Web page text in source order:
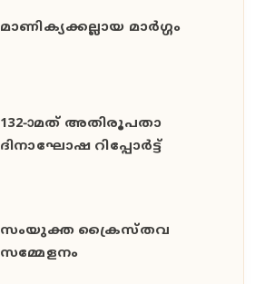
മാണിക്യക്കല്ലായ മാര്‍ഗ്ഗം
132-ാമത് അതിരൂപതാ
ദിനാഘോഷ റിപ്പോര്‍ട്ട്
സംയുക്ത ക്രൈസ്തവ
സമ്മേളനം